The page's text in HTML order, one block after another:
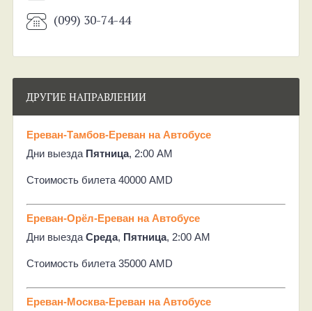
(099) 30-74-44
ДРУГИЕ НАПРАВЛЕНИИ
Ереван-Тамбов-Ереван на Автобусе
Дни выезда Пятница, 2:00 AM
Стоимость билета 40000 AMD
Ереван-Орёл-Ереван на Автобусе
Дни выезда Среда, Пятница, 2:00 AM
Стоимость билета 35000 AMD
Ереван-Москва-Ереван на Автобусе